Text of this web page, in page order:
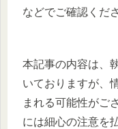
などでご確認くだ
本記事の内容は、
いておりますが、
まれる可能性がご
には細心の注意を